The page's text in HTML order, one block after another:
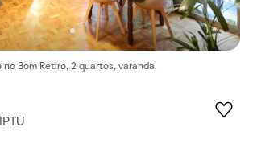
Bom Retiro, 2 quartos, varanda.